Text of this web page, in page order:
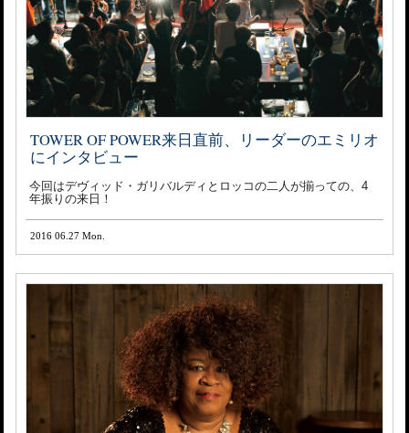
TOWER OF POWER来日直前、リーダーのエミリオ
にインタビュー
今回はデヴィッド・ガリバルディとロッコの二人が揃っての、4
年振りの来日！
2016 06.27 Mon.